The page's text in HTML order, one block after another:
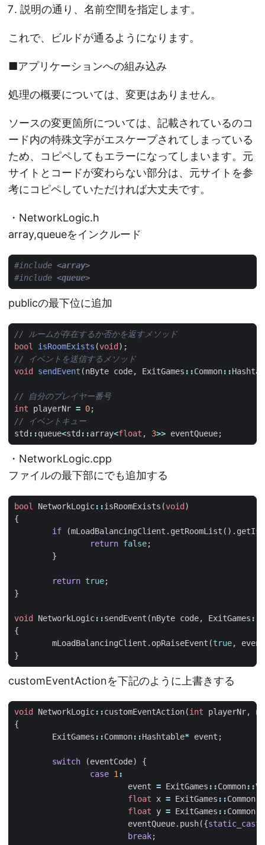
説明の通り、名前空間を指定します。
これで、ビルドが通るようになります。
■アプリケーションへの組み込み
処理の概要については、変更はありません。
ソースの変更箇所については、記載されているのコ
ード内の特殊文字がエスケープされてしまっている
ため、コピペしてもエラーになってしまいます。元
サイトとコードが変わらない部分は、元サイトを参
考にコピペしていただければ大丈夫です。
・NetworkLogic.h
array,queueをインクルード
#include <array>
#include <queue>
publicの最下位に追加
bool
isRoomExists (void );
void
sendEvent (nByte code, ExitGames ::Common::
int
playerNr = 0;
std ::queue<std ::array<float , 3>> eventQueue;
・NetworkLogic.cpp
ファイルの最下部にでも追加する
bool NetworkLogic::isRoomExists (void )
{
if
(mLoadBalancingClient . getRoomList ().
return false;
}
return true;
}
void NetworkLogic::sendEvent (nByte code, ExitGames ::
{
mLoadBalancingClient . opRaiseEvent (true,
}
customEventActionを下記のように上書きする
void NetworkLogic::customEventAction(int playerNr,
{
ExitGames ::Common::Hashtable* event ;
switch (eventCode)
{
case 1 :
event = ExitGames ::Common::
float
x = ExitGames ::Common
float
y = ExitGames ::Common
eventQueue. push({static_cast
break;